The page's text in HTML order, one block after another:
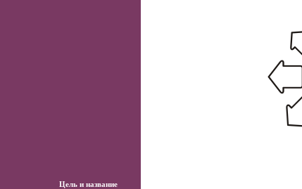
Цель и название